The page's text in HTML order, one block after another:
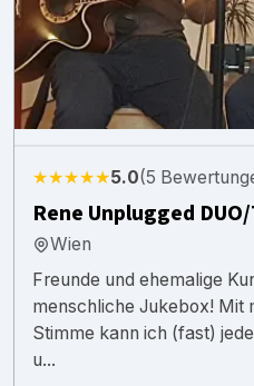
★★★★★5.0(5
Rene Unplugged
Wien
Freunde und ehemalige
menschliche Jukebox! Mit
Stimme kann ich (fast)
u...